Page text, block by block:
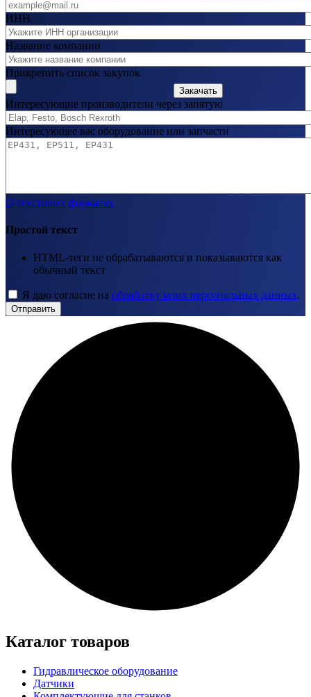
ИНН
Название компании
Прикрепить список закупок
Закачать
Интересующие производители через запятую
Интересующее вас оборудование или запчасти
О текстовых форматах
Простой текст
HTML-теги не обрабатываются и показываются как
обычный текст
Я даю согласие на обработку моих персональных данных.
Отправить
Каталог товаров
Гидравлическое оборудование
Датчики